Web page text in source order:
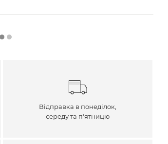
Відправка в понеділок,
середу та п'ятницю